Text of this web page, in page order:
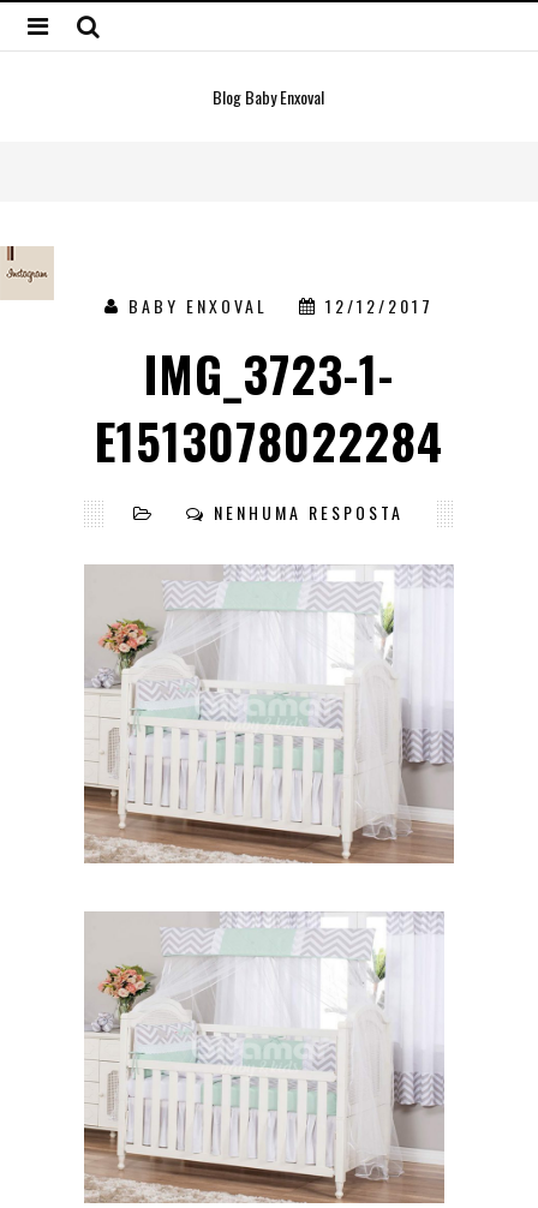
Blog Baby Enxoval
BABY ENXOVAL 12/12/2017
IMG_3723-1-
E1513078022284
NENHUMA RESPOSTA